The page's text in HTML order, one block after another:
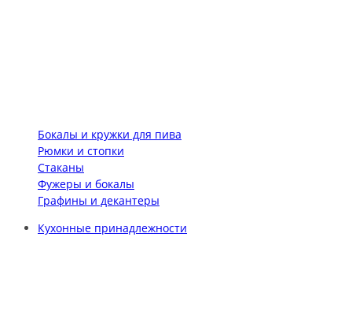
Бокалы и кружки для пива
Рюмки и стопки
Стаканы
Фужеры и бокалы
Графины и декантеры
Кухонные принадлежности